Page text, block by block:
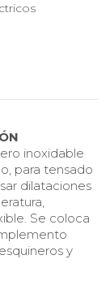
inoxidable
para tensado
dilataciones
Se coloca
y